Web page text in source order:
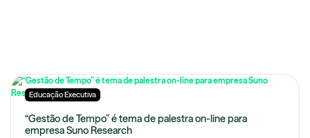
Educação Executiva
“Gestão de Tempo” é tema de palestra on-line para
empresa Suno Research